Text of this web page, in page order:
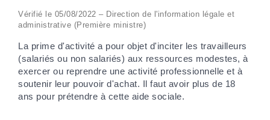
Vérifié le 05/08/2022 – Direction de l'information légale et
administrative (Première ministre)
La prime d'activité a pour objet d'inciter les travailleurs
(salariés ou non salariés) aux ressources modestes, à
exercer ou reprendre une activité professionnelle et à
soutenir leur pouvoir d'achat. Il faut avoir plus de 18
ans pour prétendre à cette aide sociale.